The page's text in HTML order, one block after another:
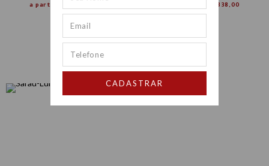
a partir de R$ 21.338,00
CADASTRAR